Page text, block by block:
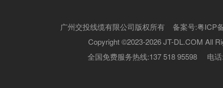
广州交投线缆有限公司版权所有 备案号:粤ICP
Copyright ©2023-2026 JT-DL.COM All
全国免费服务热线:137 518 95598 电话